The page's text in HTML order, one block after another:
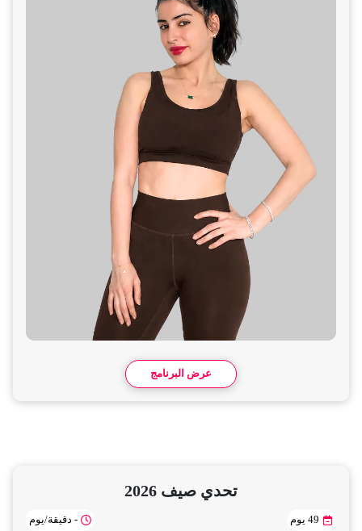
عرض البرنامج
تحدي صيف 2026
49 يوم - دقيقة/يوم